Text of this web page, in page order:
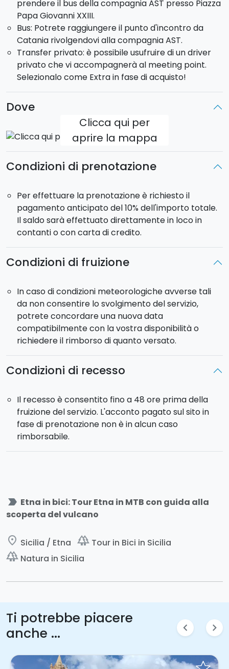
Grado di difficoltà: medio.
Pista Altomontana Full (intera giornata)
Il percorso, partendo dalCancello Melia, accesso
meridionale all'Altomontana, segue la pista in
sterrato, che percorre un anello quasi completo
del vulcano, ad un'altezza media di 1600 m, e che
permette di godere dei diversi paesaggi che l'Etna
offre ai suoi visitatori. In un continuo e divertente
sali e scendi, attraverserete in rapida successione
diversi affascinanti scenari : verdeggianti boschi
misti, fragranti pinete, deserti campi lavici, rifugi
altomontani, grotte e faggeti. C'è anche la
possibilità, non remota, di incrociare esemplari di
fauna selvatica etnea, come volpi o conigli
pecore, capre, mucche e maiali. Dopo circa 36 km,
si raggiunge il limite settentrionale della pista,
all'altezza dellaCaserma Pitarrone, dove vi
addentrerete nella fittissimaPineta di Ragabo
sentierino in ripida salita sulla destra che vi porta
Proseguirete in direzione diMonte Crisimoe,
oltrepassato l'omonimo rifugio, ilbosco della
Cerrita, raggiungerete la chiesetta di Magazzini e
Zafferana Etneadove si conclude il vostro tour.
Lunghezza percorso: 80 km circa.
Durata (orario indicativo)
Grado di difficoltà: difficile.
up su richiesta da Catania e provincia (extra non
incluso).
Tariffa all inclusive: comprensiva di noleggio
mountain bike elettrica, casco, guida naturalistica,
transfer di rientro, assicurazione.
prendere il bus della compagnia AST presso Piazza
Papa Giovanni XXIII.
Bus: Potrete raggiungere il punto d'incontro da
Catania rivolgendovi alla compagnia AST.
Transfer privato: è possibile usufruire di un driver
privato che vi accompagnerà al meeting point.
Selezionalo come Extra in fase di acquisto!
Dove
Clicca qui per
aprire la mappa
Condizioni di prenotazione
Per effettuare la prenotazione è richiesto il
pagamento anticipato del 10% dell'importo totale.
Il saldo sarà effettuato direttamente in loco in
contanti o con carta di credito.
Condizioni di fruizione
In caso di condizioni meteorologiche avverse tali
da non consentire lo svolgimento del servizio,
potrete concordare una nuova data
compatibilmente con la vostra disponibilità o
richiedere il rimborso di quanto versato.
Condizioni di recesso
Il recesso è consentito fino a 48 ore prima della
fruizione del servizio. L'acconto pagato sul sito in
fase di prenotazione non è in alcun caso
rimborsabile.
label_important Etna in bici: Tour Etna in MTB con guida alla
scoperta del vulcano
place Sicilia / Etna forest Tour in Bici in Sicilia
forest Natura in Sicilia
Ti potrebbe piacere
anche ...
chevron_left chevron_right